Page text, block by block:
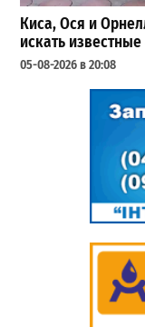
Киса, Ося и
искать
05-08-2026 в 20:08